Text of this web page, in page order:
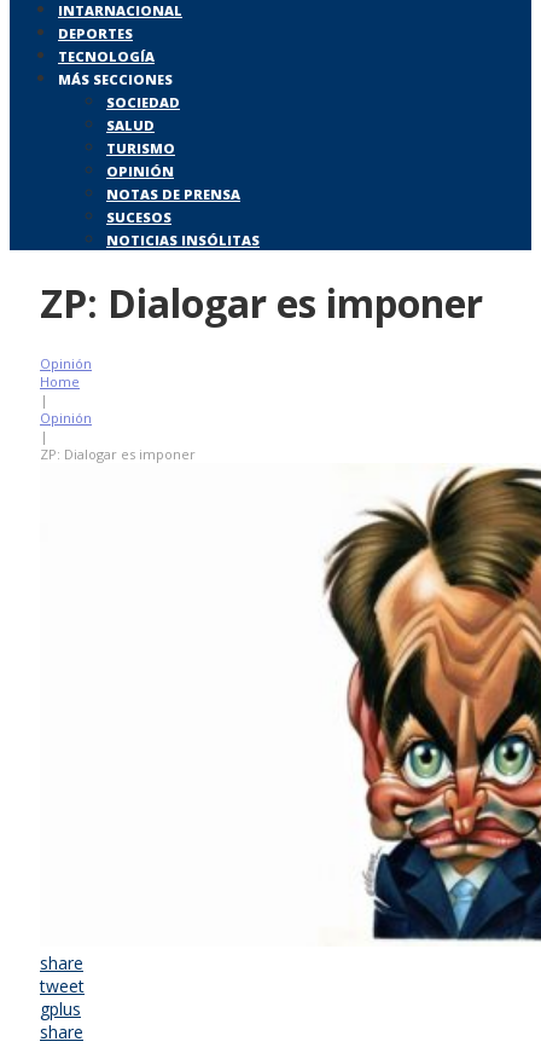
INTARNACIONAL
DEPORTES
TECNOLOGÍA
MÁS SECCIONES
SOCIEDAD
SALUD
TURISMO
OPINIÓN
NOTAS DE PRENSA
SUCESOS
NOTICIAS INSÓLITAS
ZP: Dialogar es imponer
Opinión
Home
|
Opinión
|
ZP: Dialogar es imponer
share
tweet
gplus
share